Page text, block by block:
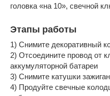
головка «на 10», свечной
Этапы работы
1) Снимите декоративный
2) Отсоедините провод от
аккумуляторной батареи
3) Снимите катушки
4) Продуйте свечные